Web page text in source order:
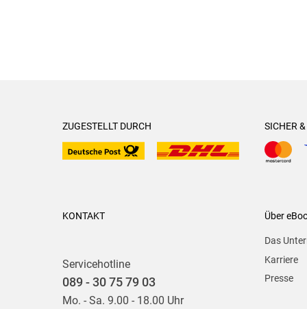
ZUGESTELLT DURCH SICHER
KONTAKT
Servicehotline
089 - 30 75 79 03
Mo. - Sa. 9.00 - 18.00 Uhr
Über
Das
Karriere
Presse